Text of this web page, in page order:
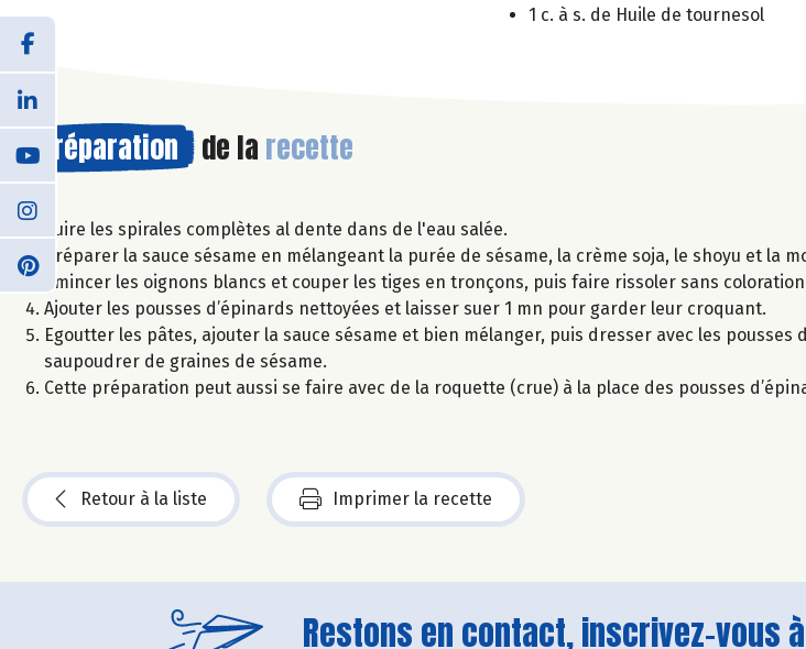
1 c. à s. de Huile de tournesol
Préparation de la recette
Cuire les spirales complètes al dente dans de l'eau salée.
Préparer la sauce sésame en mélangeant la purée de sésame, la crème soja, le shoyu et la
Emincer les oignons blancs et couper les tiges en tronçons, puis faire rissoler sans coloration
Ajouter les pousses d’épinards nettoyées et laisser suer 1 mn pour garder leur croquant.
Egoutter les pâtes, ajouter la sauce sésame et bien mélanger, puis dresser avec les pousses
saupoudrer de graines de sésame.
Cette préparation peut aussi se faire avec de la roquette (crue) à la place des pousses
Retour à la liste Imprimer la recette
Restons en contact, inscrivez-vous